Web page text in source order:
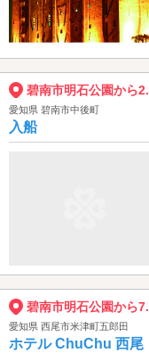
碧南市明石公園から
愛知県 碧南市中後町
入船
碧南市明石公園から
愛知県 西尾市米津町五郎田
ホテル ChuChu 西尾